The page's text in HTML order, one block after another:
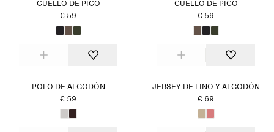
CUELLO DE PICO
€ 59
CUELLO DE PICO
€ 59
POLO DE ALGODÓN
€ 59
JERSEY DE LINO Y ALGODÓN
€ 69